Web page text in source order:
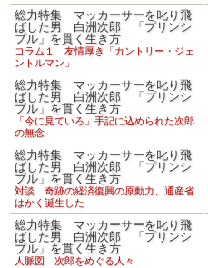
総力特集 マッカーサーを叱り飛
ばした男 白洲次郎 「プリンシ
プル」を貫く生き方
コラム１ 友情厚き「カントリー・ジェ
ントルマン」
総力特集 マッカーサーを叱り飛
ばした男 白洲次郎 「プリンシ
プル」を貫く生き方
「今に見ていろ」手記に込められた次郎
の無念
総力特集 マッカーサーを叱り飛
ばした男 白洲次郎 「プリンシ
プル」を貫く生き方
対談 奇跡の経済復興の原動力、通産省
はかく誕生した
総力特集 マッカーサーを叱り飛
ばした男 白洲次郎 「プリンシ
プル」を貫く生き方
人脈図 次郎をめぐる人々